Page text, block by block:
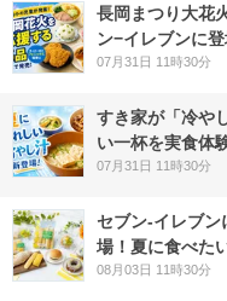
長岡まつり大花
ン−イレブンに登
07月31日 11時30分
すき家が「冷や
い一杯を実食体
07月31日 11時30分
セブン‐イレブ
場！夏に食べた
08月03日 11時30分